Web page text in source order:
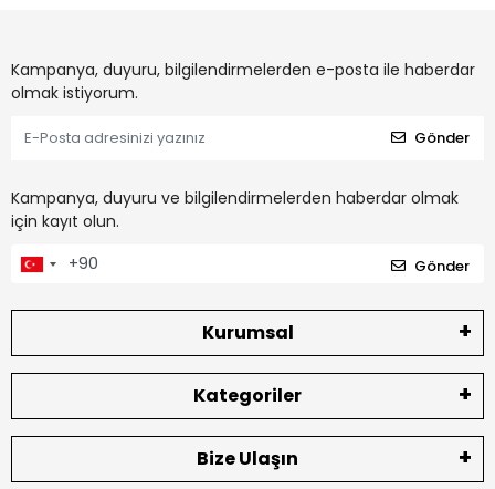
Kampanya, duyuru, bilgilendirmelerden e-posta ile haberdar
olmak istiyorum.
Gönder
Kampanya, duyuru ve bilgilendirmelerden haberdar olmak
için kayıt olun.
Gönder
Kurumsal
Kategoriler
Bize Ulaşın